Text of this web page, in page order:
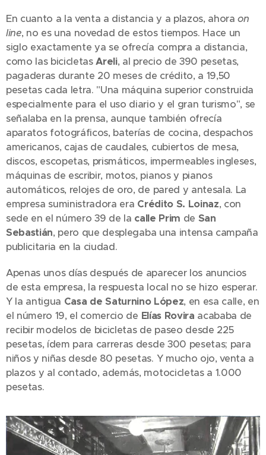
En cuanto a la venta a distancia y a plazos, ahoraon
line, no es una novedad de estos tiempos. Hace un
siglo exactamente ya se ofrecía compra a distancia,
como las bicicletasAreli, al precio de 390 pesetas,
pagaderas durante 20 meses de crédito, a 19,50
pesetas cada letra. "Una máquina superior construida
especialmente para el uso diario y el gran turismo", se
señalaba en la prensa, aunque también ofrecía
aparatos fotográficos, baterías de cocina, despachos
americanos, cajas de caudales, cubiertos de mesa,
discos, escopetas, prismáticos, impermeables ingleses,
máquinas de escribir, motos, pianos y pianos
automáticos, relojes de oro, de pared y antesala. La
empresa suministradora era Crédito S. Loinaz, con
sede en el número 39 de la calle Prim de San
Sebastián, pero que desplegaba una intensa campaña
publicitaria en la ciudad.
Apenas unos días después de aparecer los anuncios
de esta empresa, la respuesta local no se hizo esperar.
Y la antigua Casa de Saturnino López, en esa calle, en
el número 19, el comercio de Elías Rovira acababa de
recibir modelos de bicicletas de paseo desde 225
pesetas, ídem para carreras desde 300 pesetas; para
niños y niñas desde 80 pesetas. Y mucho ojo, venta a
plazos y al contado, además, motocicletas a 1.000
pesetas.